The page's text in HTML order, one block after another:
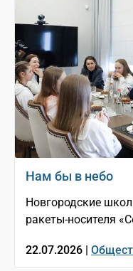
Нам бы в небо
Новгородские
ракеты-носителя
22.07.2026 |